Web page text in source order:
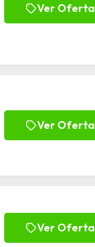
Ver Oferta
Ver Oferta
Ver Oferta